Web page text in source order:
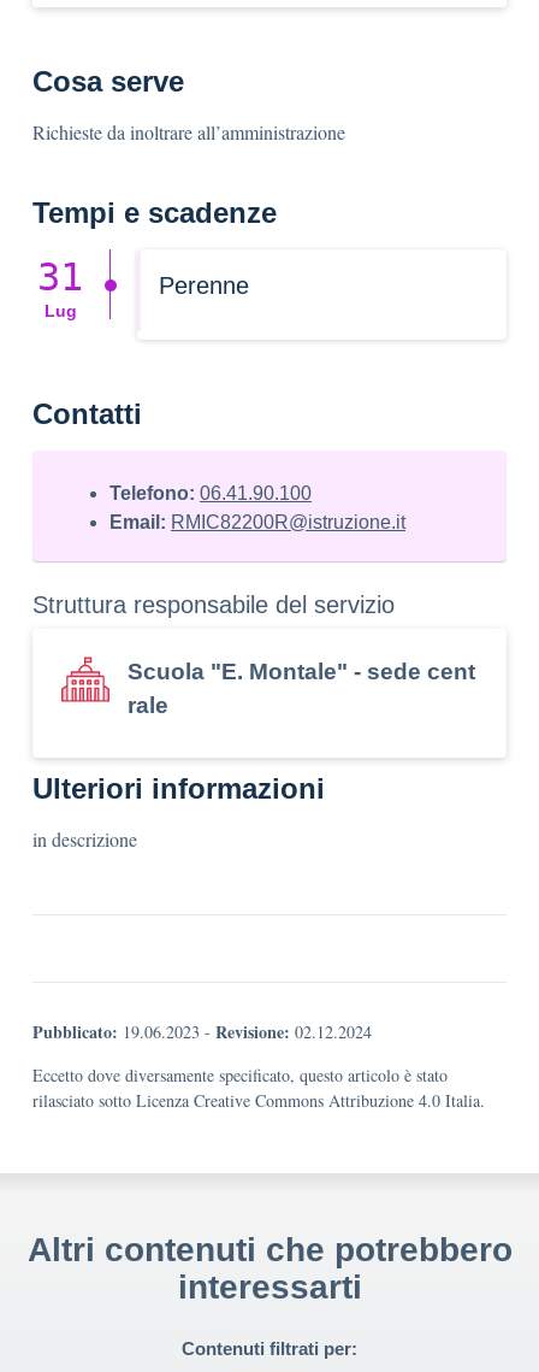
Cosa serve
Richieste da inoltrare all’amministrazione
Tempi e scadenze
Perenne
31
Lug
Contatti
Telefono: 06.41.90.100
Email: RMIC82200R@istruzione.it
Struttura responsabile del servizio
Scuola "E. Montale" - sede cent
rale
Ulteriori informazioni
in descrizione
Pubblicato: 19.06.2023 - Revisione: 02.12.2024
Eccetto dove diversamente specificato, questo articolo è stato
rilasciato sotto Licenza Creative Commons Attribuzione 4.0 Italia.
Altri contenuti che potrebbero
interessarti
Contenuti filtrati per: